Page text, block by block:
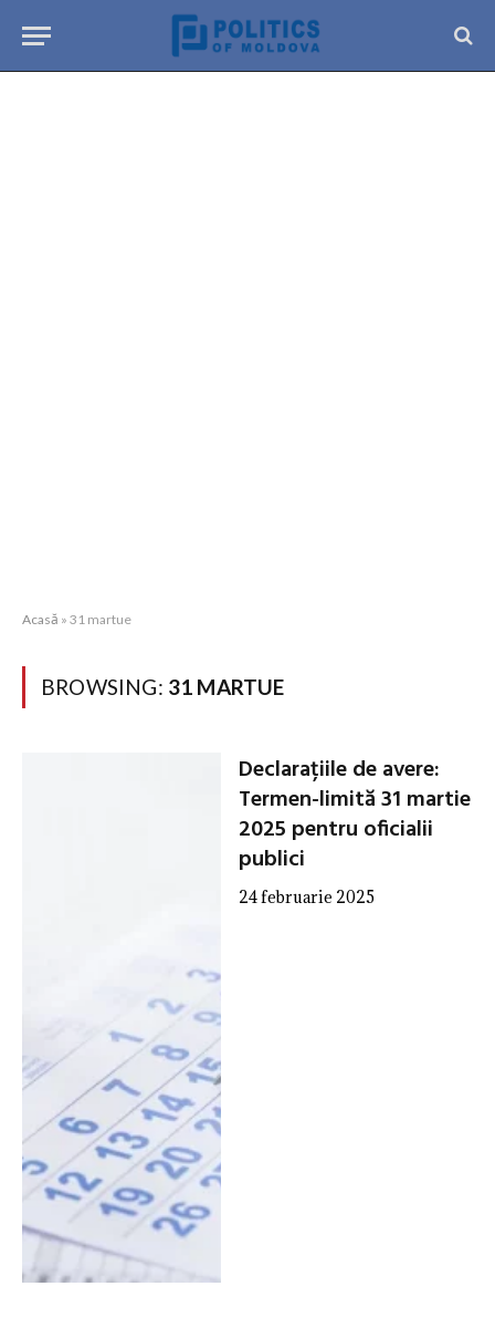
Acasă » 31 martue
BROWSING: 31 MARTUE
Declarațiile de avere:
Termen-limită 31 martie
2025 pentru oficialii
publici
24 februarie 2025